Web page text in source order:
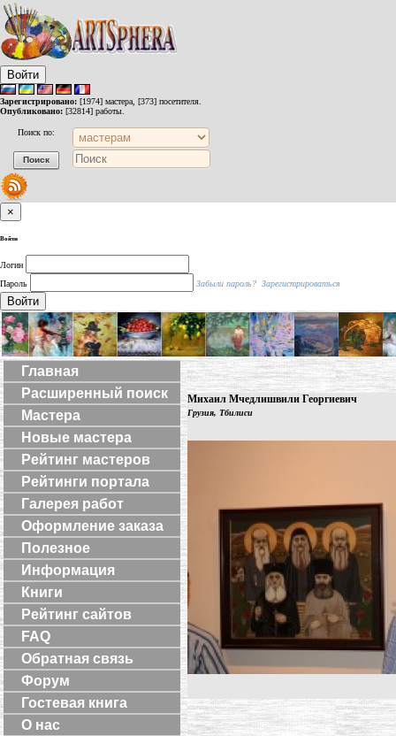
Войти
Зарегистрировано: [1974] мастера, [373] посетителя.
Опубликовано: [32814] работы.
Поиск по:
×
Войти
Логин
Пароль
Забыли пароль? Зарегистрироваться
Войти
Главная
Расширенный поиск
Мастера
Новые мастера
Рейтинг мастеров
Рейтинги портала
Галерея работ
Оформление заказа
Полезное
Информация
Книги
Рейтинг сайтов
FAQ
Обратная связь
Форум
Гостевая книга
О нас
Михаил Мчедлишвили Георгиевич
Грузия, Тбилиси